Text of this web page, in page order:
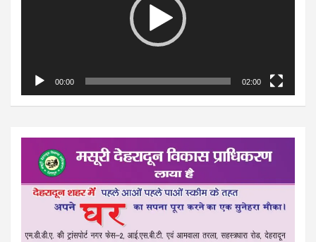
00:00 02:00